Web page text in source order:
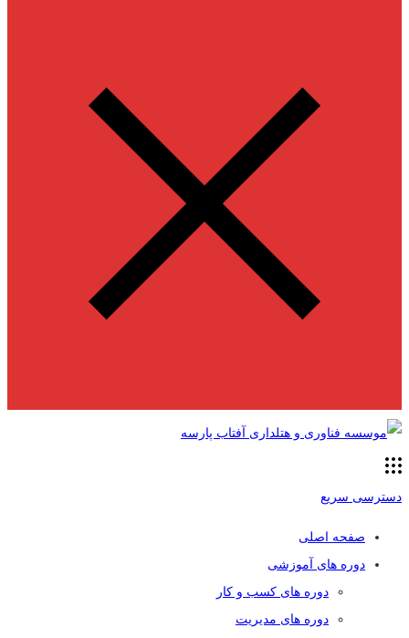
دسترسی سریع
صفحه اصلی
دوره های آموزشی
دوره های کسب و کار
دوره های مدیریت